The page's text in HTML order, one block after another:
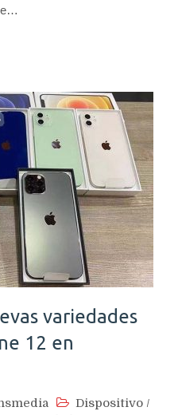
variedades
12 en
Dispositivo /